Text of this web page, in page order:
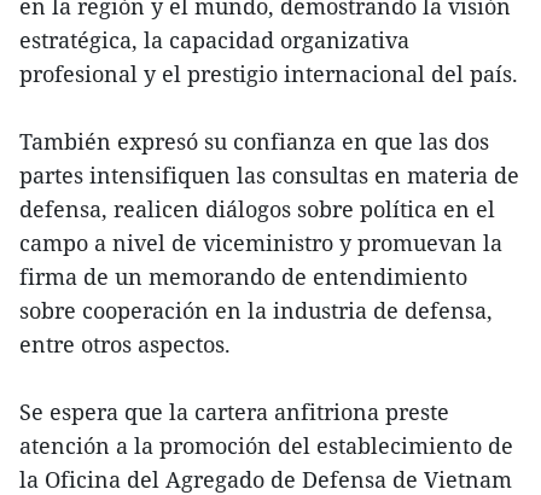
estratégica, la capacidad organizativa
profesional y el prestigio internacional del país.
También expresó su confianza en que las dos
partes intensifiquen las consultas en materia de
defensa, realicen diálogos sobre política en el
campo a nivel de viceministro y promuevan la
firma de un memorando de entendimiento
sobre cooperación en la industria de defensa,
entre otros aspectos.
Se espera que la cartera anfitriona preste
atención a la promoción del establecimiento de
la Oficina del Agregado de Defensa de Vietnam